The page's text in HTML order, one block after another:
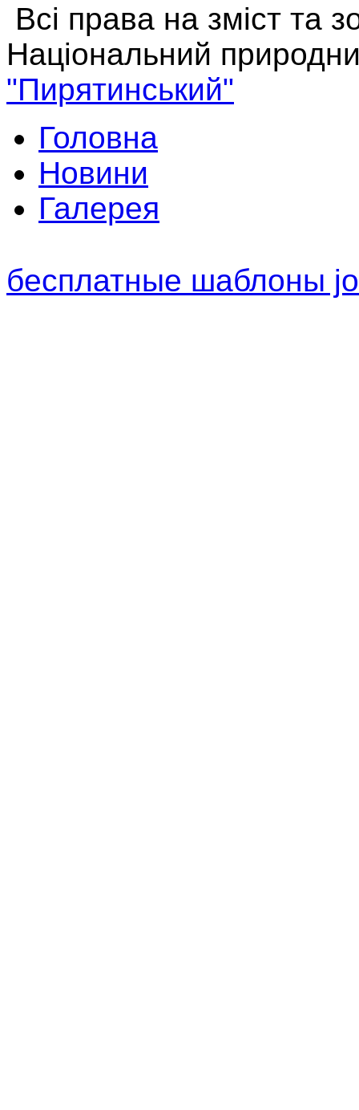
Всі права на зміст та
Національний
"Пирятинський"
Головна
Новини
Галерея
бесплатные шаблоны